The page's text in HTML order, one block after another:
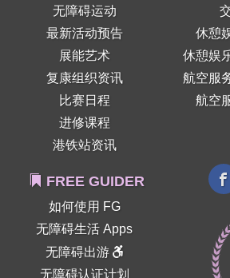
无障碍运动
最新活动预告
展能艺术
复康组织资讯
比赛日程
进修课程
港铁站资讯
休憩
休憩娱
航空服
航空
FREE GUIDER
如何使用 FG
无障碍生活 Apps
无障碍出游
无障碍认证计划